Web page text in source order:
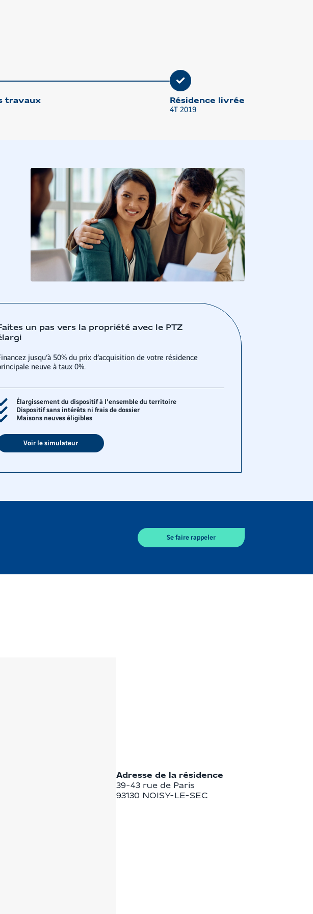
travaux Résidence livrée
4T 2019
un pas vers la propriété avec le PTZ
jusqu’à 50% du prix d’acquisition de votre résidence
neuve à taux 0%.
Élargissement du dispositif à l'ensemble du territoire
Dispositif sans intérêts ni frais de dossier
Maisons neuves éligibles
Voir le simulateur
Se faire rappeler
Adresse de la résidence
39-43 rue de Paris
93130 NOISY-LE-SEC